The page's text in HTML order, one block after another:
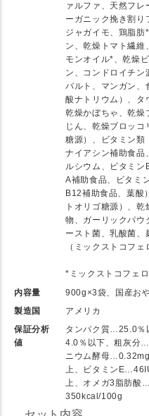
ァルファ、天然フ
ーガニック挽き割り
ジャガイモ、鶏脂肪
ン、乾燥トマト繊維
モンオイル*、乾燥
ン、コンドロイチン
バルト、マンガン、
酸ナトリウム）、タ
乾燥かぼちゃ、乾燥
じん、乾燥ブロッ
糖源）、ビタミン類
ナイアシン補助食品
ルシウム、ビタミン
A補助食品、ビタミ
B12補助食品、葉酸
トオリゴ糖源）、
物、ガーリックパウ
ースト菌、乳酸菌、
（ミックストコフェ
*ミックストコフェ
内容量
900g×3袋、国産お
製造国
アメリカ
保証分析
値
タンパク質…25.0
4.0％以下、粗灰分
ニウム酵母
上、ビタミン
上、オメガ3脂肪酸
350kcal/100g